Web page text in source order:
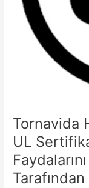
Tornavida
UL
Tarafından
ANKA
Tarafından